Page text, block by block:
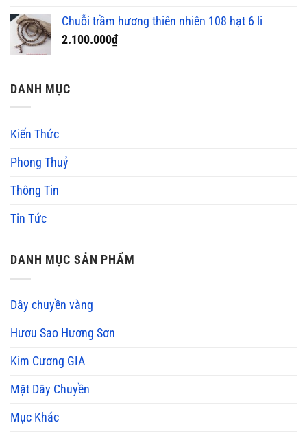
Chuỗi trầm hương thiên nhiên 108 hạt 6 li
2.100.000₫
DANH MỤC
Kiến Thức
Phong Thuỷ
Thông Tin
Tin Tức
DANH MỤC SẢN PHẨM
Dây chuyền vàng
Hươu Sao Hương Sơn
Kim Cương GIA
Mặt Dây Chuyền
Mục Khác